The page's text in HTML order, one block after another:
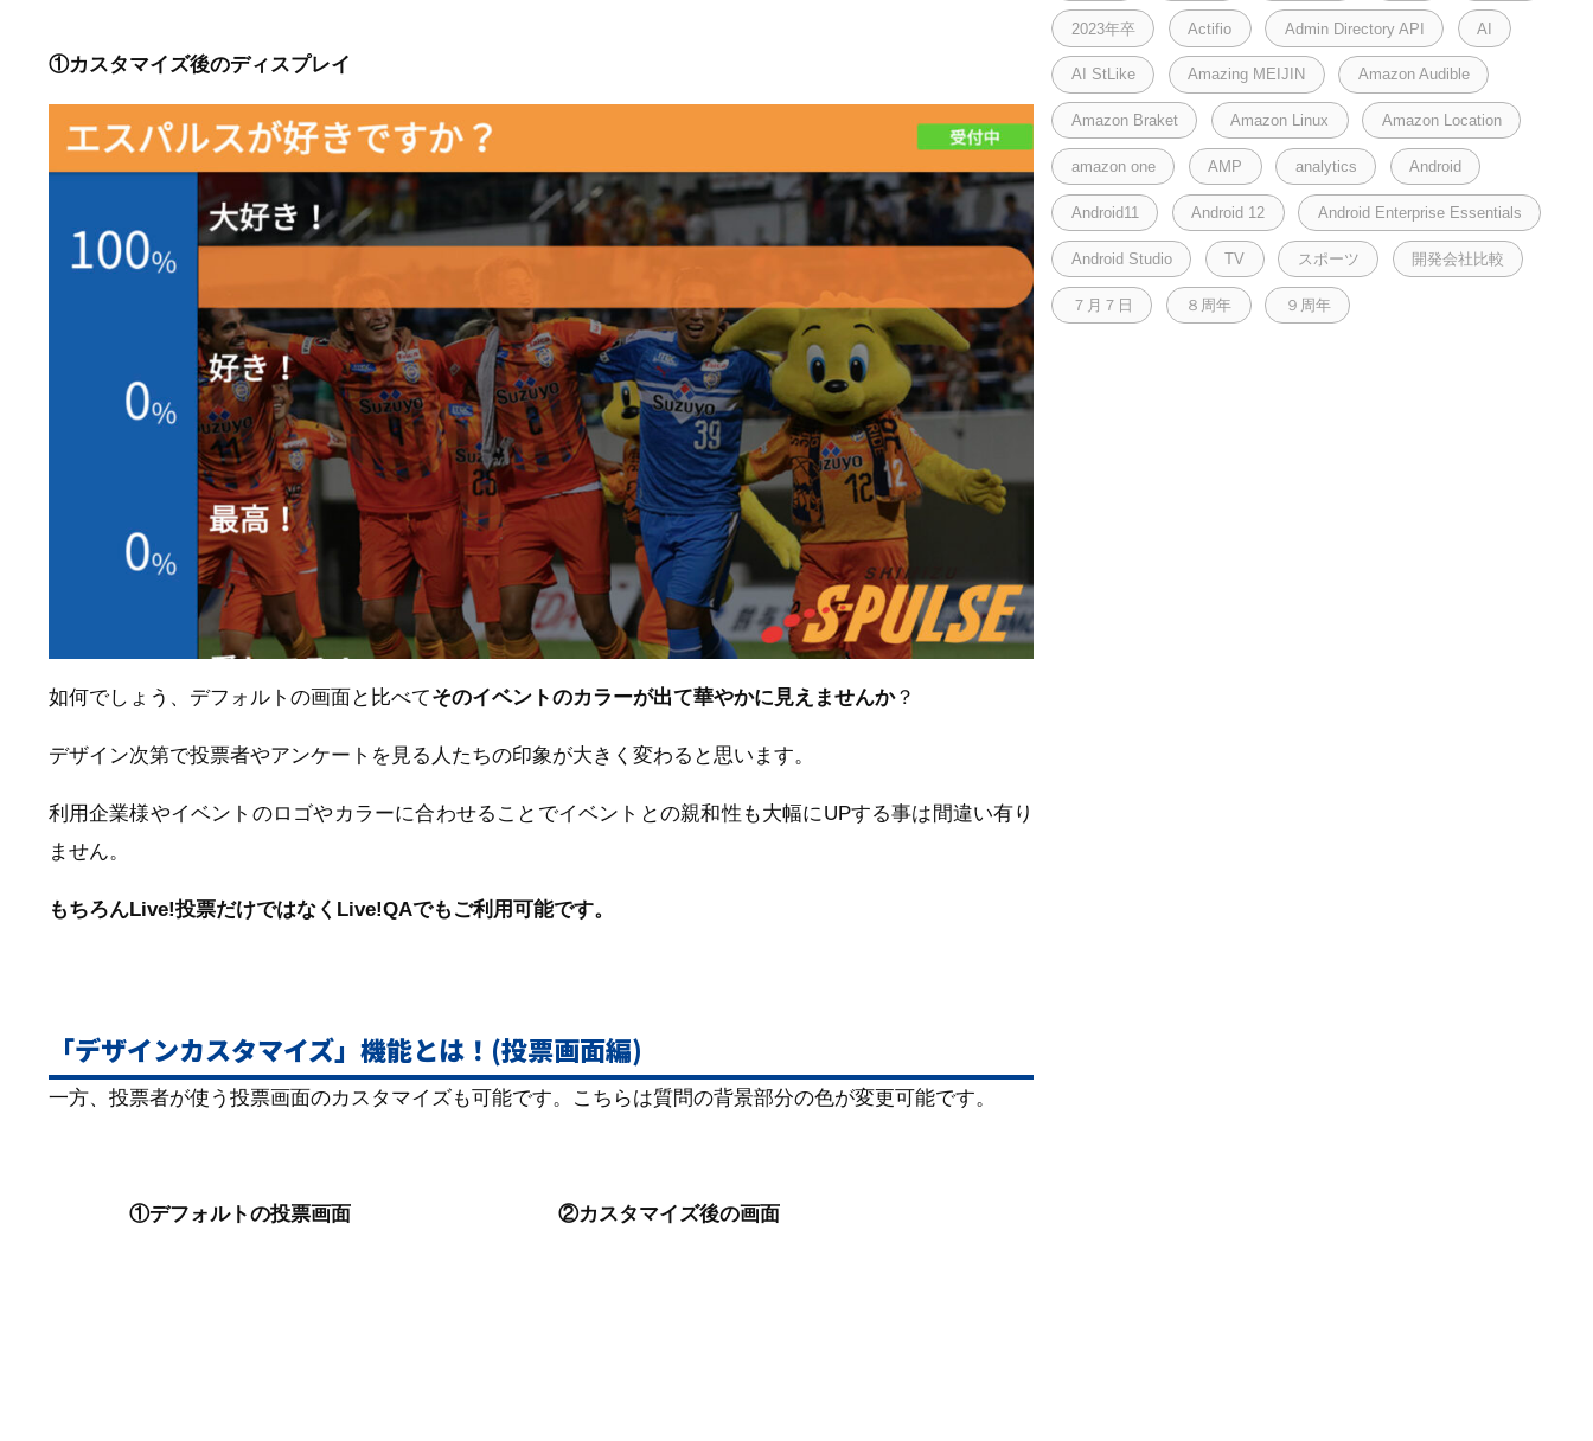
①カスタマイズ後のディスプレイ
如何でしょう、デフォルトの画面と比べてそのイベントのカラーが出て華やかに見えませんか？
デザイン次第で投票者やアンケートを見る人たちの印象が大きく変わると思います。
利用企業様やイベントのロゴやカラーに合わせることでイベントとの親和性も大幅にUPする事は間違い有り
ません。
もちろんLive!投票だけではなくLive!QAでもご利用可能です。
「デザインカスタマイズ」機能とは！(投票画面編)
一方、投票者が使う投票画面のカスタマイズも可能です。 こちらは質問の背景部分の色が変更可能です。
①デフォルトの投票画面 ②カスタマイズ後の画面
2023年卒 Actifio Admin Directory API AI
AI StLike Amazing MEIJIN Amazon Audible
Amazon Braket Amazon Linux Amazon Location
amazon one AMP analytics Android
Android11 Android 12 Android Enterprise Essentials
Android Studio TV スポーツ 開発会社比較
７月７日 ８周年 ９周年